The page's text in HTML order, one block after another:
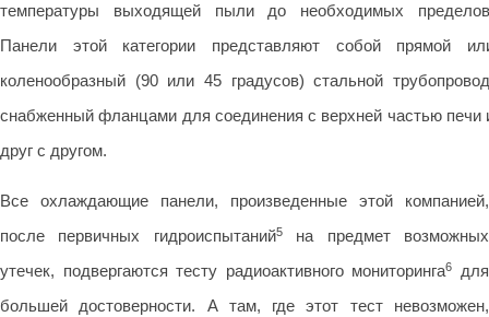
температуры выходящей пыли до необходимых
Панели этой категории представляют собой прямой
коленообразный (90 или 45 градусов) стальной
снабженный фланцами для соединения с верхней частью печи
друг с другом.
Все охлаждающие панели, произведенные этой компанией,
после первичных гидроиспытаний5на предмет возможных
утечек, подвергаются тесту радиоактивного мониторинга6
для
большей достоверности. А там, где этот тест невозможен,